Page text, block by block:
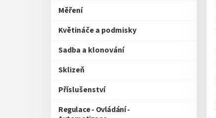
Měření
Květináče a podmisky
Sadba a klonování
Sklizeň
Příslušenství
Regulace - Ovládání -